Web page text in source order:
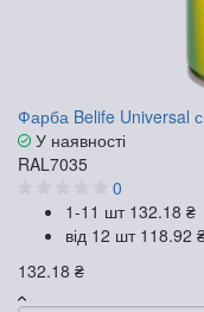
Фарба Belife Universal
У наявності
RAL7035
0
1-11 шт 132.18 ₴
від 12 шт 118.92
132.18 ₴